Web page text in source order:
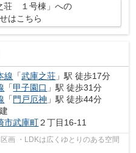
荘 １号棟」への
はこちら
線 「武庫之荘 」駅 徒歩17分
「甲子園口 」駅 徒歩31分
「 門戸厄神 」駅 徒歩44分
市武庫町２丁目16-11
画 ・LDKは広くゆとりのある空間